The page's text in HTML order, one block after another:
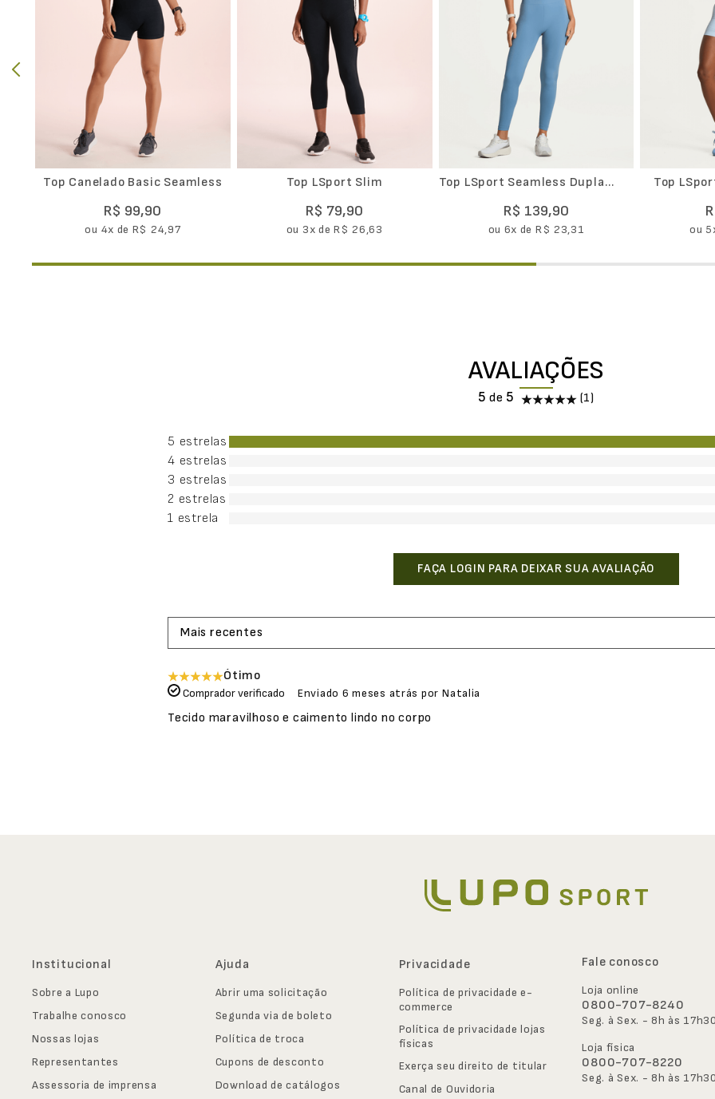
Top Canelado Basic Seamless
R$ 99,90
ou 4x de R$ 24,97
Top LSport Slim
R$ 79,90
ou 3x deR$ 26,63
Top LSport Seamless Dupla
R$ 139,90
ou 6x de R$ 23,31
Top
ou 5
AVALIAÇÕES
5 (1)
5 estrelas
4 estrelas
3 estrelas
2 estrelas
1 estrela
Mais recentes
Ótimo
Comprador verificado Enviado 6 meses atrás por Natalia
Tecido maravilhoso e caimento lindo no corpo
Institucional
Sobre a Lupo
Trabalhe conosco
Nossas lojas
Representantes
Assessoria de imprensa
Ajuda
Abrir uma solicitação
Segunda via de boleto
Política de troca
Cupons de desconto
Download de catálogos
Privacidade
Política de privacidade e-
commerce
Política de privacidade lojas
físicas
Exerça seu direito de titular
Canal de Ouvidoria
Fale conosco
Loja online
0800-707-8240
Seg. à Sex. - 8h às
Loja física
0800-707-8220
Seg. à Sex. - 8h às